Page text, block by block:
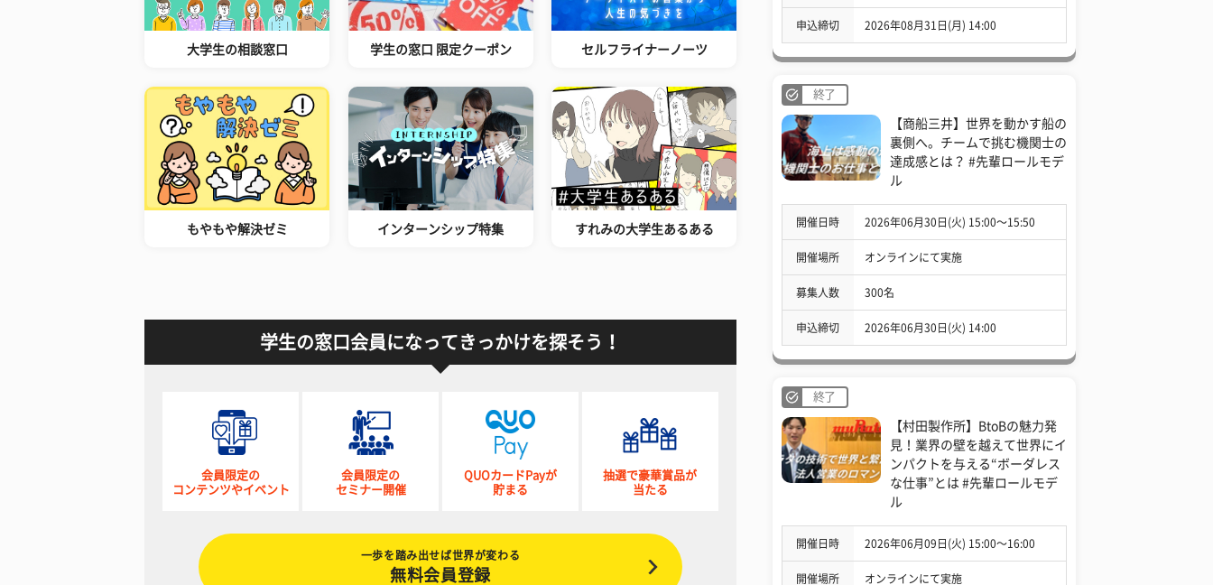
大学生の相談窓口 学生の窓口 限定クーポン セルフライナーノーツ
もやもや解決ゼミ インターンシップ特集 すれみの大学生あるある
学生の窓口会員になってきっかけを探そう！
会員限定の
コンテンツやイベント
会員限定の
セミナー開催
QUOカードPayが
貯まる
抽選で豪華賞品が
当たる
一歩を踏み出せば世界が変わる
無料会員登録
申込締切 2026年08月31日(月) 14:00
終了
【商船三井】世界を動かす船の
裏側へ。チームで挑む機関士の
達成感とは？ #先輩ロールモデ
ル
開催日時 2026年06月30日(火) 15:00〜15:50
開催場所 オンラインにて実施
募集人数 300名
申込締切 2026年06月30日(火) 14:00
終了
【村田製作所】BtoBの魅力発
見！業界の壁を越えて世界にイ
ンパクトを与える“ボーダレス
な仕事”とは #先輩ロールモデ
ル
開催日時 2026年06月09日(火) 15:00〜16:00
開催場所 オンラインにて実施